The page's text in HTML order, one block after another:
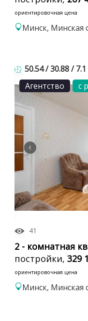
ориентировочная цена
Минск, Минская
50.54 / 30.88 /
Агентство
с
41
2 - комнатная
постройки, 329
ориентировочная цена
Минск, Минская